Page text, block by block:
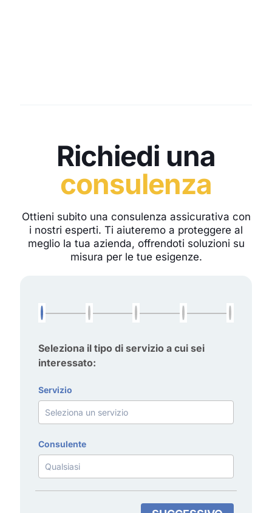
Richiedi una
consulenza
Ottieni subito una consulenza assicurativa con
i nostri esperti. Ti aiuteremo a proteggere al
meglio la tua azienda, offrendoti soluzioni su
misura per le tue esigenze.
Seleziona il tipo di servizio a cui sei
interessato:
Servizio
Consulente